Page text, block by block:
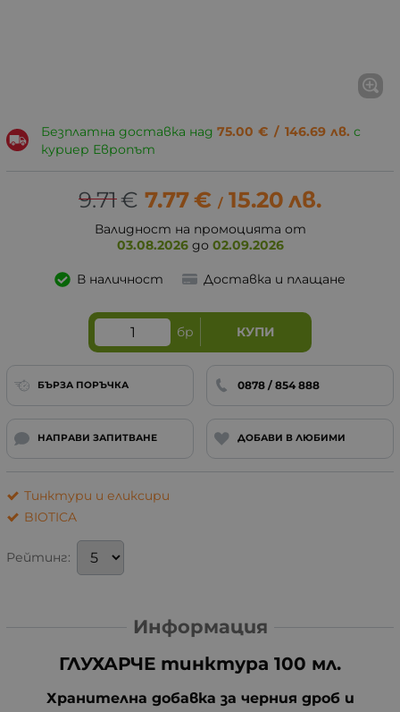
Безплатна доставка над 75.00 € / 146.69 лв. с
куриер Европът
9.71€ 7.77€ / 15.20 лв.
Валидност на промоцията от
03.08.2026 до 02.09.2026
В наличност Доставка и плащане
бр КУПИ
БЪРЗА ПОРЪЧКА 0878 / 854 888
НАПРАВИ ЗАПИТВАНЕ ДОБАВИ В ЛЮБИМИ
Тинктури и еликсири
BIOTICA
Рейтинг:
Информация
ГЛУХАРЧЕ тинктура 100 мл.
Хранителна добавка за черния дроб и